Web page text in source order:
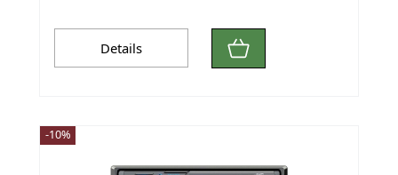
Details
-10%